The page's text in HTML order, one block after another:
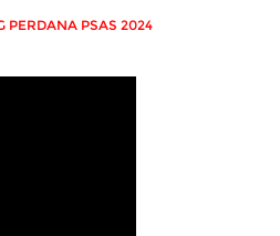
PERDANA PSAS 2024